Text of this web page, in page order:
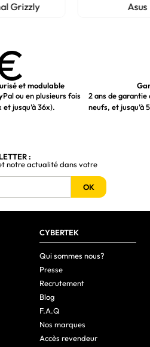
Asus
et modulable
ou en plusieurs fois
jusqu’à 36x).
2 ans de
neufs, et jusqu’à
:
notre actualité dans votre
OK
CYBERTEK
Qui sommes nous?
Presse
Recrutement
Blog
F.A.Q
Nos marques
Accès revendeur